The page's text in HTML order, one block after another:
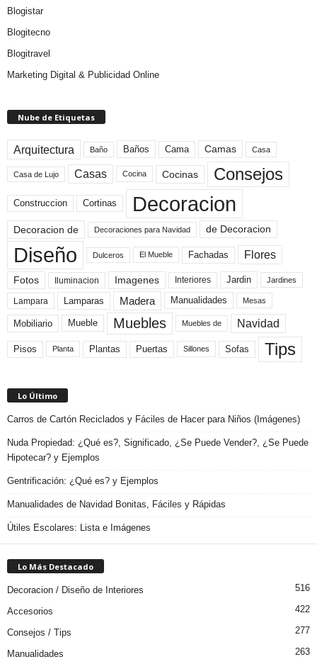
Blogistar
Blogitecno
Blogitravel
Marketing Digital & Publicidad Online
Nube de Etiquetas
Arquitectura Baño Baños Cama Camas Casa
Casa de Lujo Casas Cocina Cocinas Consejos
Construccion Cortinas Decoracion
Decoracion de Decoraciones para Navidad de Decoracion
Diseño Dulceros El Mueble Fachadas Flores
Fotos Iluminacion Imagenes Interiores Jardin Jardines
Lampara Lamparas Madera Manualidades Mesas
Mobiliario Mueble Muebles Muebles de Navidad
Pisos Planta Plantas Puertas Sillones Sofas Tips
Lo Último
Carros de Cartón Reciclados y Fáciles de Hacer para Niños (Imágenes)
Nuda Propiedad: ¿Qué es?, Significado, ¿Se Puede Vender?, ¿Se Puede
Hipotecar? y Ejemplos
Gentrificación: ¿Qué es? y Ejemplos
Manualidades de Navidad Bonitas, Fáciles y Rápidas
Útiles Escolares: Lista e Imágenes
Lo Más Destacado
Decoracion / Diseño de Interiores 516
Accesorios 422
Consejos / Tips 277
Manualidades 263